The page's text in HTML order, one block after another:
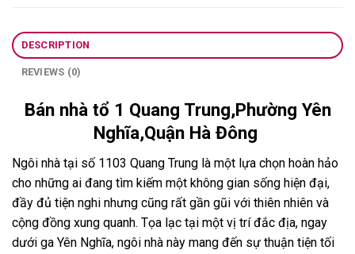
DESCRIPTION
REVIEWS (0)
Bán nhà tổ 1 Quang Trung,Phường Yên
Nghĩa,Quận Hà Đông
Ngôi nhà tại số 1103 Quang Trung là một lựa chọn hoàn hảo
cho những ai đang tìm kiếm một không gian sống hiện đại,
đầy đủ tiện nghi nhưng cũng rất gần gũi với thiên nhiên và
cộng đồng xung quanh. Tọa lạc tại một vị trí đắc địa, ngay
dưới ga Yên Nghĩa, ngôi nhà này mang đến sự thuận tiện tối